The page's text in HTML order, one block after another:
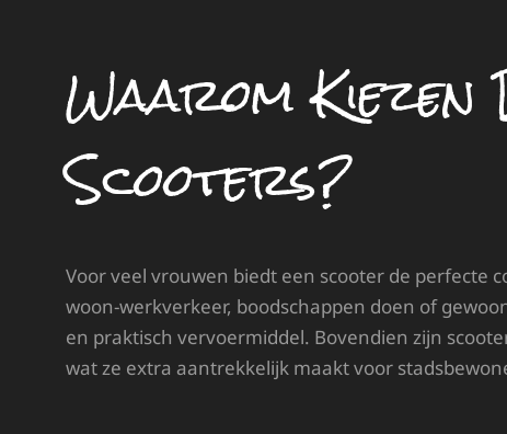
Waarom Kiezen
Scooters?
Voor veel vrouwen biedt een scooter de perfecte
woon-werkverkeer, boodschappen doen of
en praktisch vervoermiddel. Bovendien zijn
wat ze extra aantrekkelijk maakt voor